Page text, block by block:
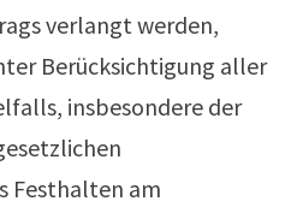
verlangt werden,
Berücksichtigung aller
insbesondere der
Festhalten am